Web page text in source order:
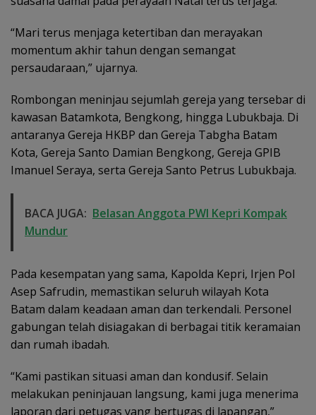
“Mari terus menjaga ketertiban dan merayakan
momentum akhir tahun dengan semangat
persaudaraan,” ujarnya.
Rombongan meninjau sejumlah gereja yang tersebar di
kawasan Batamkota, Bengkong, hingga Lubukbaja. Di
antaranya Gereja HKBP dan Gereja Tabgha Batam
Kota, Gereja Santo Damian Bengkong, Gereja GPIB
Imanuel Seraya, serta Gereja Santo Petrus Lubukbaja.
BACA JUGA: Belasan Anggota PWI Kepri Kompak
Mundur
Pada kesempatan yang sama, Kapolda Kepri, Irjen Pol
Asep Safrudin, memastikan seluruh wilayah Kota
Batam dalam keadaan aman dan terkendali. Personel
gabungan telah disiagakan di berbagai titik keramaian
dan rumah ibadah.
“Kami pastikan situasi aman dan kondusif. Selain
melakukan peninjauan langsung, kami juga menerima
laporan dari petugas yang bertugas di lapangan,”